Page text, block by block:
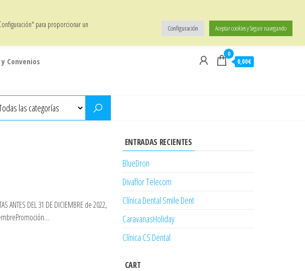
Contacto
Convenios
0
0,00€
DEL 31 DE DICIEMBRE de 2022,
ENTRADAS RECIENTES
BlueDron
Divaflor Telecom
Clínica Dental Smile Dent
CaravanasHoliday
Clínica CS Dental
CART
para proporcionar un
Configuración Aceptar cookies y Seguir navegando